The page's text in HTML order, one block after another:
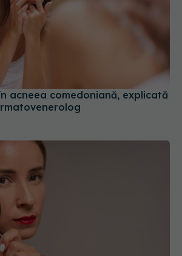
acneea comedoniană, explicată